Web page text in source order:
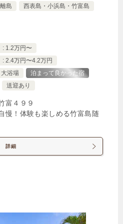
離島 西表島・小浜島・竹富島
: 1.2万円〜
2.4万円〜4.2万円
浴場
泊まって良かった宿
送迎あり
富４９９
慢！体験も楽しめる竹富島随
詳細